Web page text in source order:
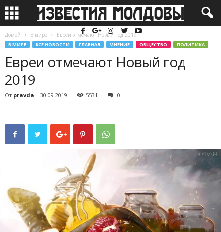
Домой В мире Евреи отмечают Новый год 2019
В МИРЕ ВСЕ НОВОСТИ ГЛАВНАЯ МНЕНИЕ ОБЩЕСТВО ПОЛИТИКА
Евреи отмечают Новый год
2019
От pravda - 30.09.2019 5531 0